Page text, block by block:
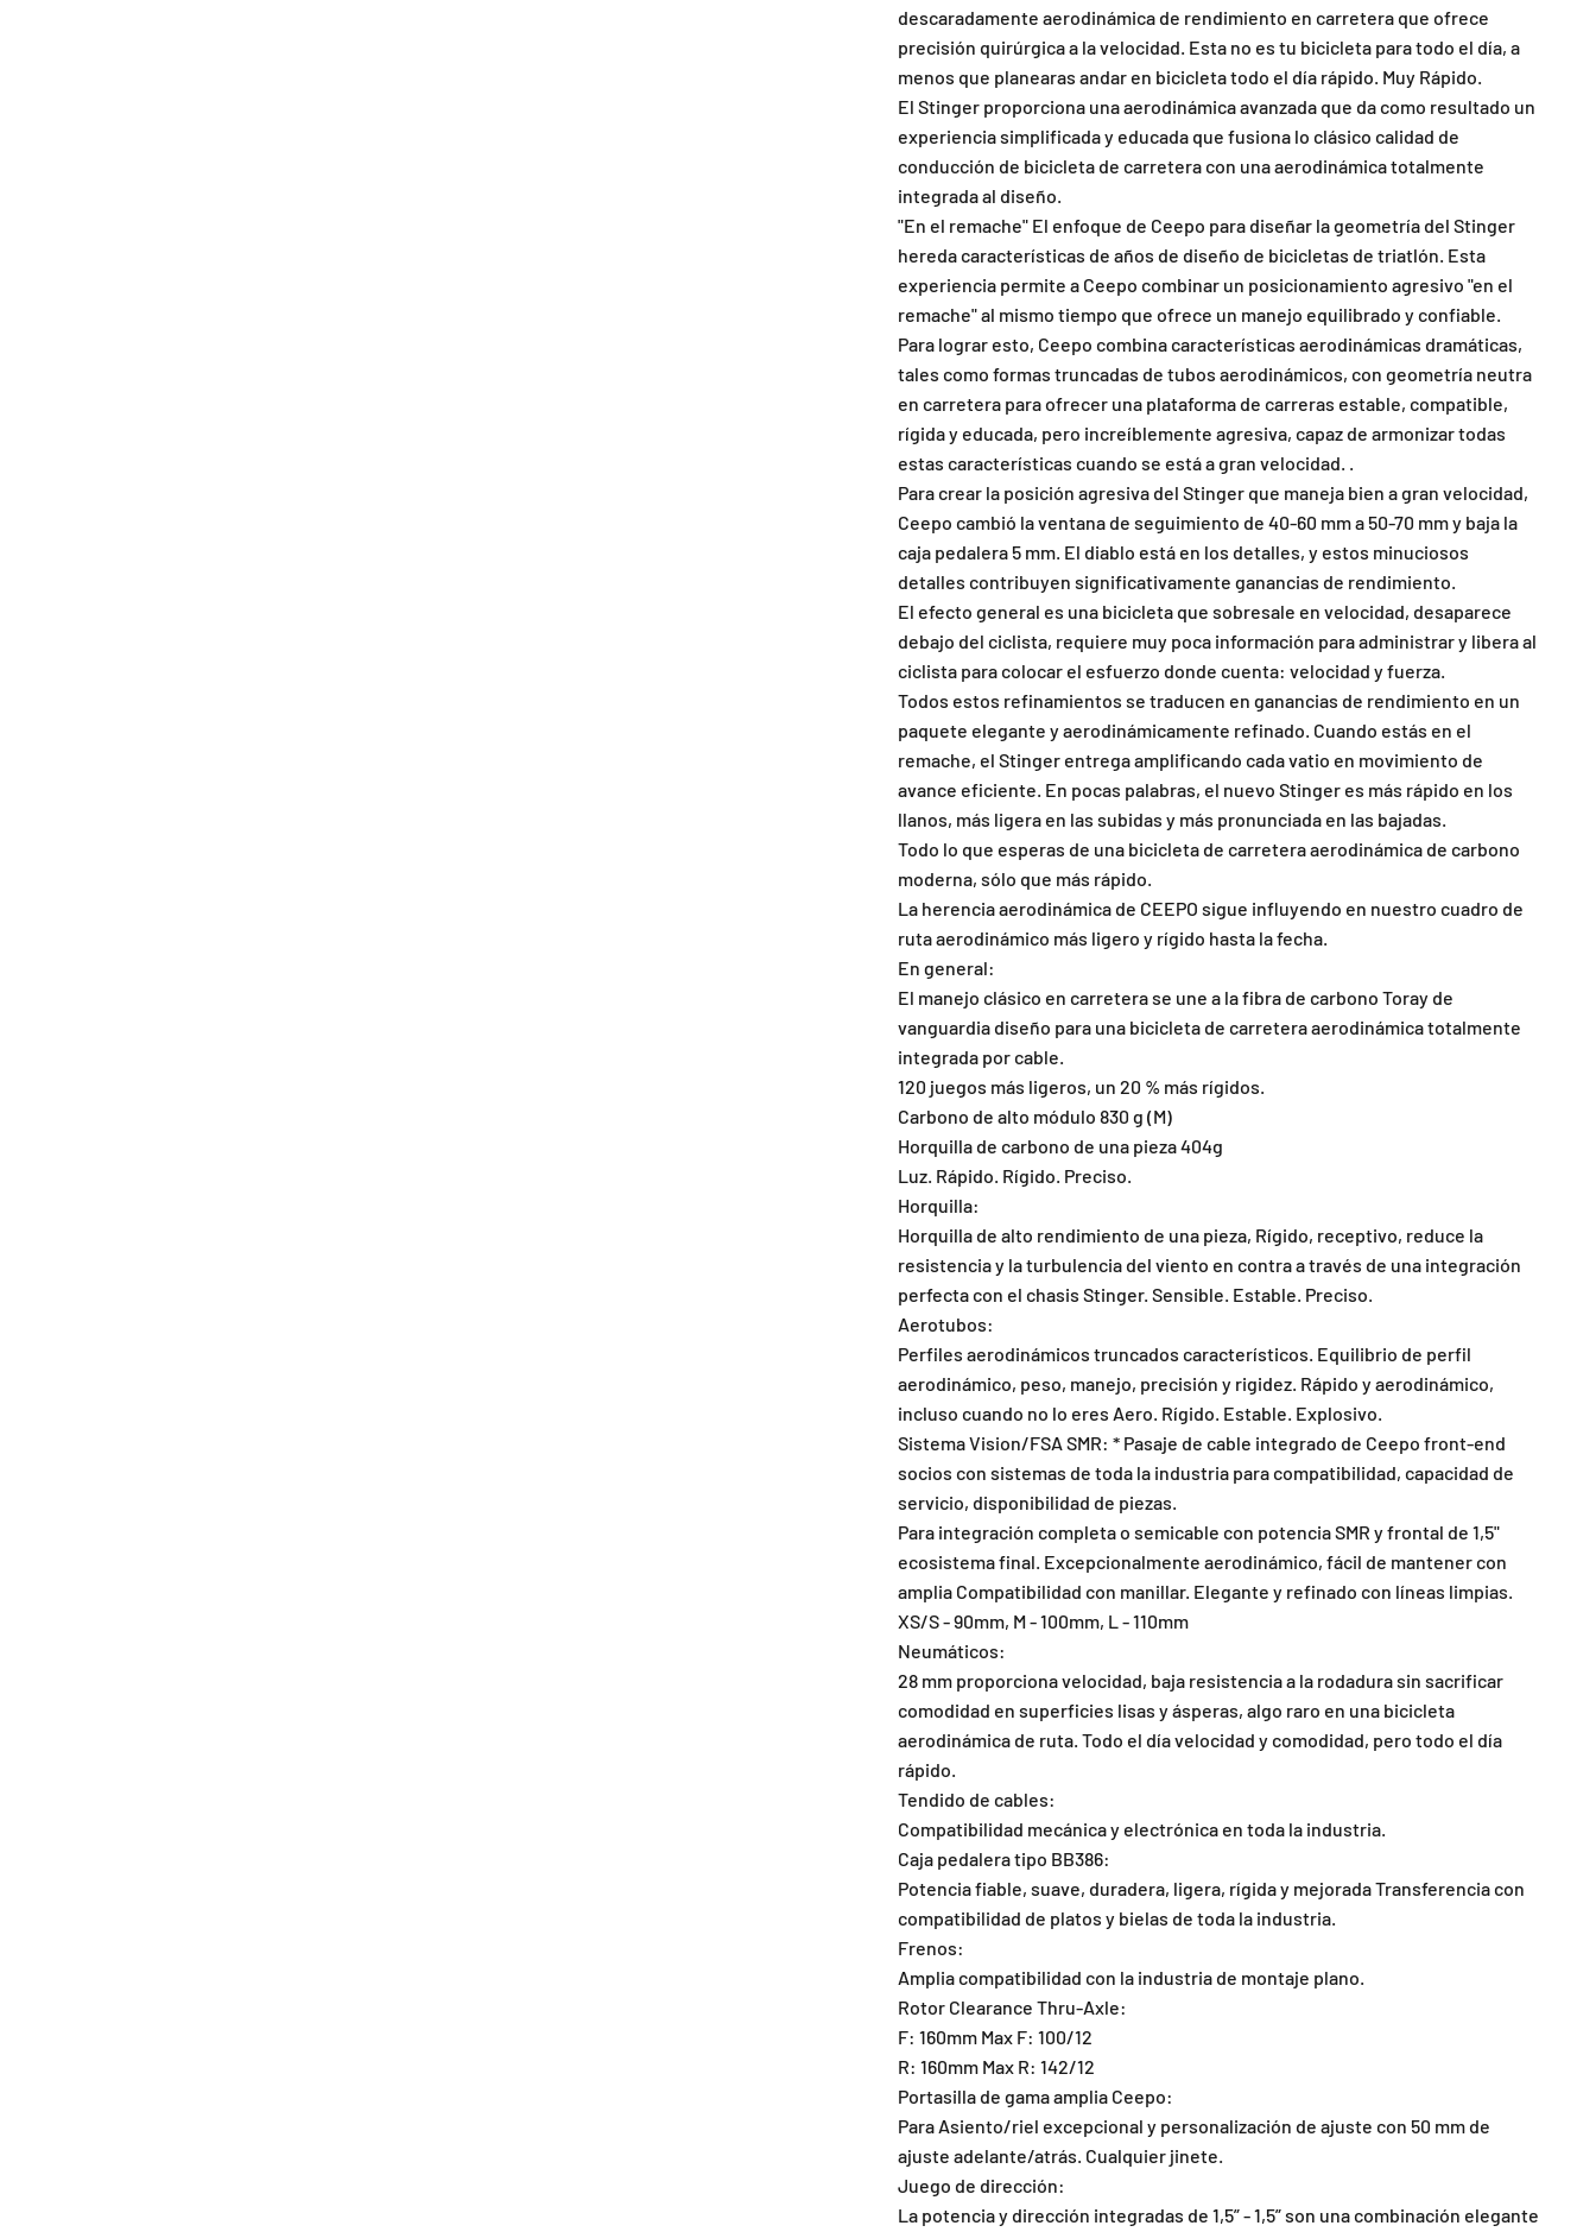
descaradamente aerodinámica de rendimiento en carretera que ofrece
precisión quirúrgica a la velocidad. Esta no es tu bicicleta para todo el día, a
menos que planearas andar en bicicleta todo el día rápido. Muy Rápido.
El Stinger proporciona una aerodinámica avanzada que da como resultado un
experiencia simplificada y educada que fusiona lo clásico calidad de
conducción de bicicleta de carretera con una aerodinámica totalmente
integrada al diseño.
"En el remache" El enfoque de Ceepo para diseñar la geometría del Stinger
hereda características de años de diseño de bicicletas de triatlón. Esta
experiencia permite a Ceepo combinar un posicionamiento agresivo "en el
remache" al mismo tiempo que ofrece un manejo equilibrado y confiable.
Para lograr esto, Ceepo combina características aerodinámicas dramáticas,
tales como formas truncadas de tubos aerodinámicos, con geometría neutra
en carretera para ofrecer una plataforma de carreras estable, compatible,
rígida y educada, pero increíblemente agresiva, capaz de armonizar todas
estas características cuando se está a gran velocidad. .
Para crear la posición agresiva del Stinger que maneja bien a gran velocidad,
Ceepo cambió la ventana de seguimiento de 40-60 mm a 50-70 mm y baja la
caja pedalera 5 mm. El diablo está en los detalles, y estos minuciosos
detalles contribuyen significativamente ganancias de rendimiento.
El efecto general es una bicicleta que sobresale en velocidad, desaparece
debajo del ciclista, requiere muy poca información para administrar y libera al
ciclista para colocar el esfuerzo donde cuenta: velocidad y fuerza.
Todos estos refinamientos se traducen en ganancias de rendimiento en un
paquete elegante y aerodinámicamente refinado. Cuando estás en el
remache, el Stinger entrega amplificando cada vatio en movimiento de
avance eficiente. En pocas palabras, el nuevo Stinger es más rápido en los
llanos, más ligera en las subidas y más pronunciada en las bajadas.
Todo lo que esperas de una bicicleta de carretera aerodinámica de carbono
moderna, sólo que más rápido.
La herencia aerodinámica de CEEPO sigue influyendo en nuestro cuadro de
ruta aerodinámico más ligero y rígido hasta la fecha.
En general:
El manejo clásico en carretera se une a la fibra de carbono Toray de
vanguardia diseño para una bicicleta de carretera aerodinámica totalmente
integrada por cable.
120 juegos más ligeros, un 20 % más rígidos.
Carbono de alto módulo 830 g (M)
Horquilla de carbono de una pieza 404g
Luz. Rápido. Rígido. Preciso.
Horquilla:
Horquilla de alto rendimiento de una pieza, Rígido, receptivo, reduce la
resistencia y la turbulencia del viento en contra a través de una integración
perfecta con el chasis Stinger. Sensible. Estable. Preciso.
Aerotubos:
Perfiles aerodinámicos truncados característicos. Equilibrio de perfil
aerodinámico, peso, manejo, precisión y rigidez. Rápido y aerodinámico,
incluso cuando no lo eres Aero. Rígido. Estable. Explosivo.
Sistema Vision/FSA SMR: * Pasaje de cable integrado de Ceepo front-end
socios con sistemas de toda la industria para compatibilidad, capacidad de
servicio, disponibilidad de piezas.
Para integración completa o semicable con potencia SMR y frontal de 1,5"
ecosistema final. Excepcionalmente aerodinámico, fácil de mantener con
amplia Compatibilidad con manillar. Elegante y refinado con líneas limpias.
XS/S - 90mm, M - 100mm, L - 110mm
Neumáticos:
28 mm proporciona velocidad, baja resistencia a la rodadura sin sacrificar
comodidad en superficies lisas y ásperas, algo raro en una bicicleta
aerodinámica de ruta. Todo el día velocidad y comodidad, pero todo el día
rápido.
Tendido de cables:
Compatibilidad mecánica y electrónica en toda la industria.
Caja pedalera tipo BB386:
Potencia fiable, suave, duradera, ligera, rígida y mejorada Transferencia con
compatibilidad de platos y bielas de toda la industria.
Frenos:
Amplia compatibilidad con la industria de montaje plano.
Rotor Clearance Thru-Axle:
F: 160mm Max F: 100/12
R: 160mm Max R: 142/12
Portasilla de gama amplia Ceepo:
Para Asiento/riel excepcional y personalización de ajuste con 50 mm de
ajuste adelante/atrás. Cualquier jinete.
Juego de dirección:
La potencia y dirección integradas de 1,5” - 1,5” son una combinación elegante